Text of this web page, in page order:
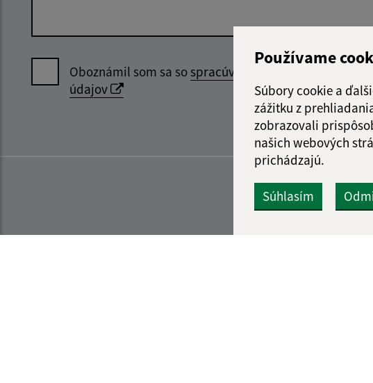
Používame
Súbory cookie a
zážitku z
zobrazovali
našich webových
prichádzajú.
Súhlasím
Oboznámil som sa sospracúvaním osobných
údajov